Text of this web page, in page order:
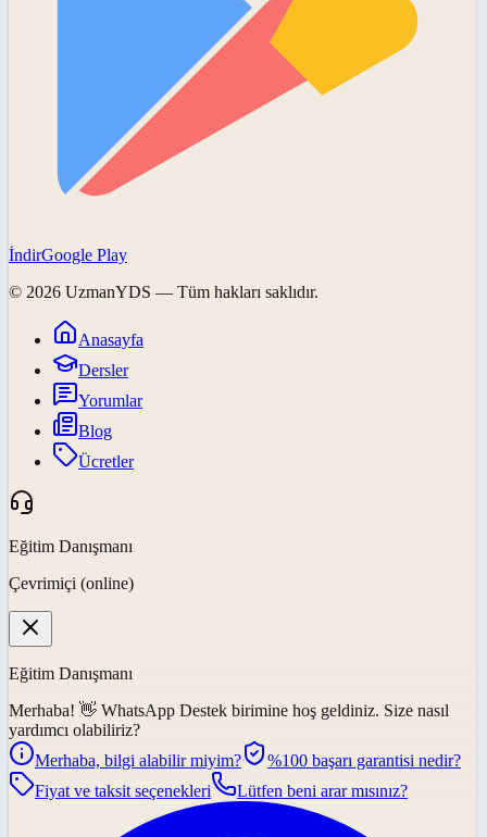
İndirGoogle Play
© 2026 UzmanYDS — Tüm hakları saklıdır.
Anasayfa
Dersler
Yorumlar
Blog
Ücretler
Eğitim Danışmanı
Çevrimiçi (online)
Eğitim Danışmanı
Merhaba! 👋 WhatsApp Destek birimine hoş geldiniz. Size nasıl
yardımcı olabiliriz?
Merhaba, bilgi alabilir miyim?
%100 başarı garantisi nedir?
Fiyat ve taksit seçenekleri
Lütfen beni arar mısınız?